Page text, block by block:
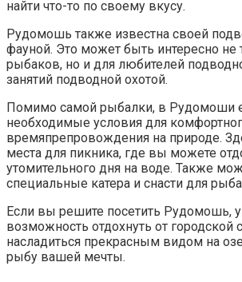
найти что-то по своему вкусу.
Рудомошь также известна своей
фауной. Это может быть интересно не
рыбаков, но и для любителей
занятий подводной охотой.
Помимо самой рыбалки, в Рудомоши
необходимые условия для
времяпрепровождения на природе.
места для пикника, где вы можете
утомительного дня на воде. Также
специальные катера и снасти для
Если вы решите посетить Рудомошь, у
возможность отдохнуть от городской
насладиться прекрасным видом на
рыбу вашей мечты.